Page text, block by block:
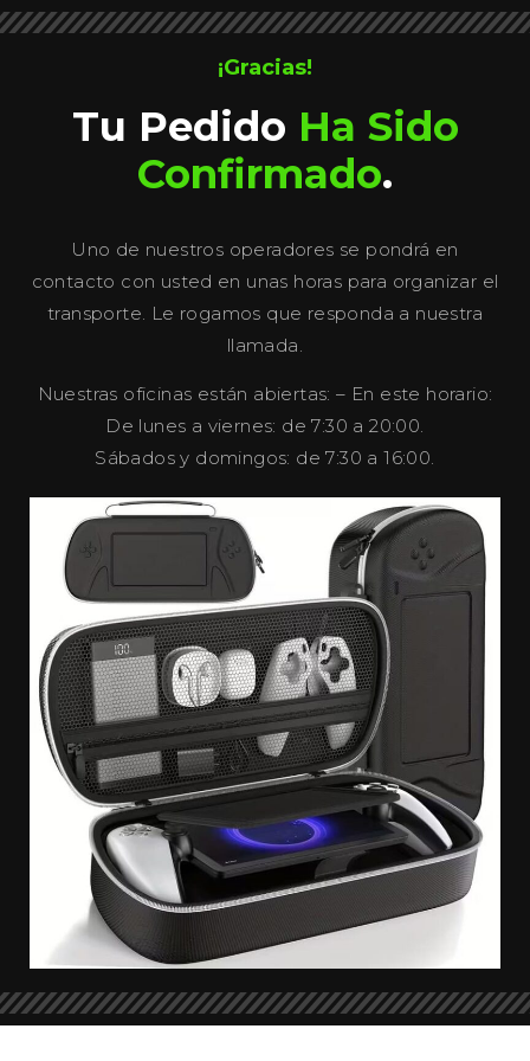
¡Gracias!
Tu Pedido Ha Sido
Confirmado.
Uno de nuestros operadores se pondrá en
contacto con usted en unas horas para organizar el
transporte. Le rogamos que responda a nuestra
llamada.
Nuestras oficinas están abiertas: – En este horario:
De lunes a viernes: de 7:30 a 20:00.
Sábados y domingos: de 7:30 a 16:00.